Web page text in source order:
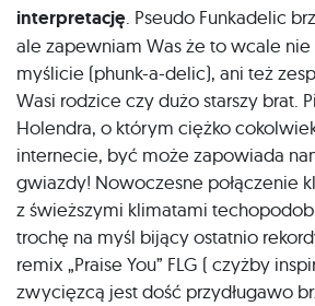
interpretację. Pseudo Funkadelic
ale zapewniam Was że to wcale
myślicie (phunk-a-delic), ani też
Wasi rodzice czy dużo starszy brat.
Holendra, o którym ciężko
internecie, być może zapowiada
gwiazdy! Nowoczesne połączenie
z świeższymi klimatami
trochę na myśl bijący ostatnio
remix „Praise You” FLG ( czyżby
zwycięzcą jest dość przydługawo